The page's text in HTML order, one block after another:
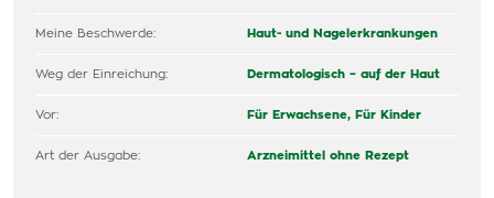
Meine Beschwerde: Haut- und Nagelerkrankungen
Weg der Einreichung: Dermatologisch – auf der Haut
Vor: Für Erwachsene, Für Kinder
Art der Ausgabe: Arzneimittel ohne Rezept